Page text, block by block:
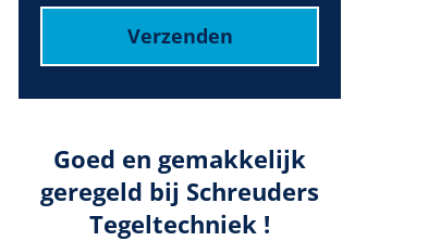
Verzenden
Goed en gemakkelijk
geregeld bij Schreuders
Tegeltechniek !